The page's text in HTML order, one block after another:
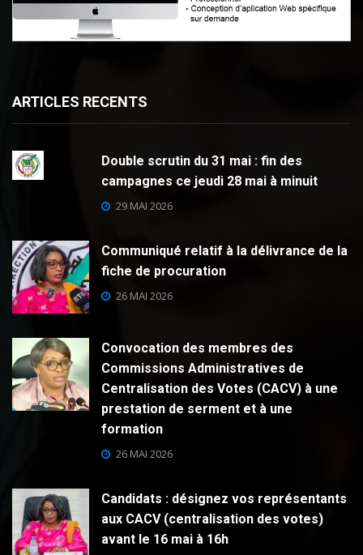
ARTICLES RECENTS
Double scrutin du 31 mai : fin des
campagnes ce jeudi 28 mai à minuit
29 MAI 2026
Communiqué relatif à la délivrance de la
fiche de procuration
26 MAI 2026
Convocation des membres des
Commissions Administratives de
Centralisation des Votes (CACV) à une
prestation de serment et à une
formation
26 MAI 2026
Candidats : désignez vos représentants
aux CACV (centralisation des votes)
avant le 16 mai à 16h